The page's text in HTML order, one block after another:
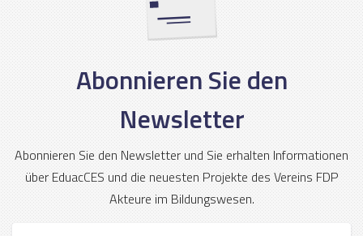
Abonnieren Sie den
Newsletter
Abonnieren Sie den Newsletter und Sie erhalten Informationen
über EduacCES und die neuesten Projekte des Vereins FDP
Akteure im Bildungswesen.